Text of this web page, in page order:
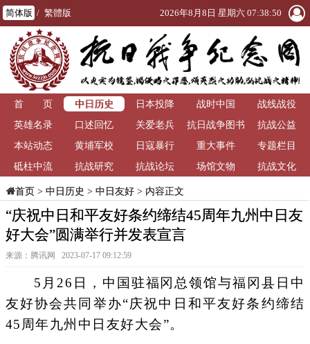
简体版 / 繁體版 2026年8月8日 星期六 07:38:50
首 页 中日历史 日本投降 战时中国
战线战役
英雄名录
口述回忆 关爱老兵
抗日战争图书
馆
抗战公益
本站动态
黄埔军校 日寇暴行 重大事件
专题栏目
砥柱中流
抗战研究 抗战论坛 场馆文物 抗战文化
首页> 中日历史 > 中日友好> 内容正文
“庆祝中日和平友好条约缔结45周年九州中日友
好大会”圆满举行并发表宣言
来源：腾讯网 2023-07-17 09:12:59
5月26日，中国驻福冈总领馆与福冈县日中
友好协会共同举办“庆祝中日和平友好条约缔结
45周年九州中日友好大会”。